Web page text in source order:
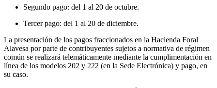
Segundo pago: del 1 al 20 de octubre.
Tercer pago: del 1 al 20 de diciembre.
La presentación de los pagos fraccionados en la Hacienda Foral
Alavesa por parte de contribuyentes sujetos a normativa de régimen
común se realizará telemáticamente mediante la cumplimentación en
línea de los modelos 202 y 222 (en la Sede Electrónica) y pago, en
su caso.